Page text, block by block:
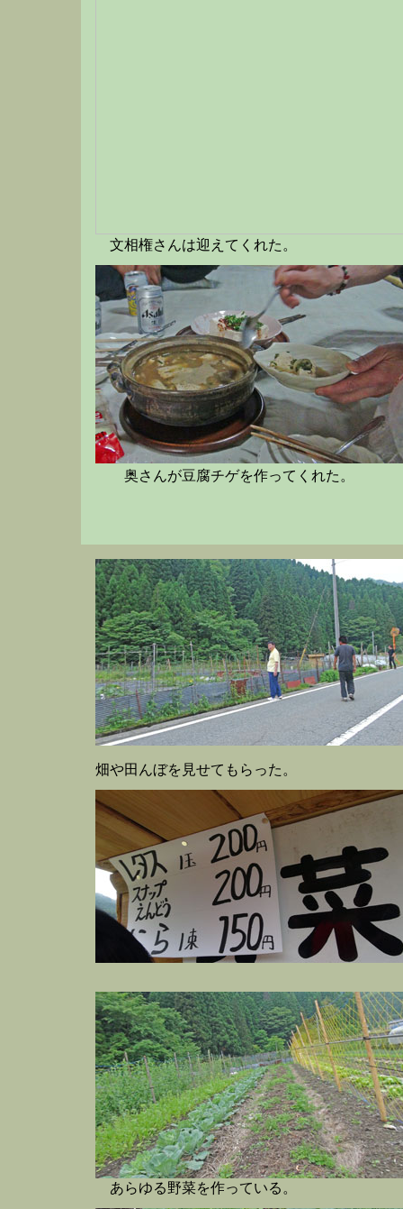
文相権さんは迎えてくれた。
奥さんが豆腐チゲを作ってくれた。
畑や田んぼを見せてもらった。
あらゆる野菜を作っている。